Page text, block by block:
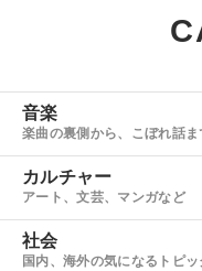
音楽
楽曲の裏側から、こぼれ話ま
カルチャー
アート、文芸、マンガなど
社会
国内、海外の気になるトピッ